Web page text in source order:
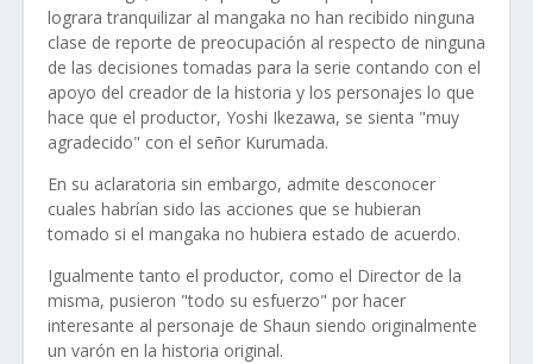
lograra tranquilizar al mangaka no han recibido ninguna
clase de reporte de preocupación al respecto de ninguna
de las decisiones tomadas para la serie contando con el
apoyo del creador de la historia y los personajes lo que
hace que el productor, Yoshi Ikezawa, se sienta "muy
agradecido" con el señor Kurumada.
En su aclaratoria sin embargo, admite desconocer
cuales habrían sido las acciones que se hubieran
tomado si el mangaka no hubiera estado de acuerdo.
Igualmente tanto el productor, como el Director de la
misma, pusieron "todo su esfuerzo" por hacer
interesante al personaje de Shaun siendo originalmente
un varón en la historia original.